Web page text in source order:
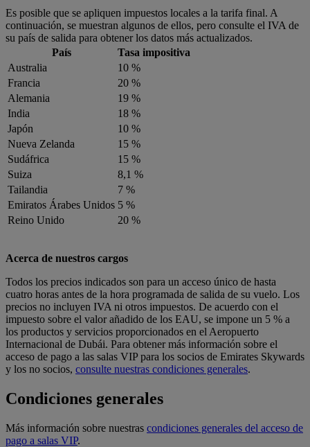
Es posible que se apliquen impuestos locales a la tarifa final. A
continuación, se muestran algunos de ellos, pero consulte el IVA de
su país de salida para obtener los datos más actualizados.
País
Tasa impositiva
Australia
10 %
Francia
20 %
Alemania
19 %
India
18 %
Japón
10 %
Nueva Zelanda
15 %
Sudáfrica
15 %
Suiza
8,1 %
Tailandia
7 %
Emiratos Árabes Unidos 5 %
Reino Unido
20 %
Acerca de nuestros cargos
Todos los precios indicados son para un acceso único de hasta
cuatro horas antes de la hora programada de salida de su vuelo. Los
precios no incluyen IVA ni otros impuestos. De acuerdo con el
impuesto sobre el valor añadido de los EAU, se impone un 5 % a
los productos y servicios proporcionados en el Aeropuerto
Internacional de Dubái. Para obtener más información sobre el
acceso de pago a las salas VIP para los socios de Emirates Skywards
y los no socios, consulte nuestras condiciones generales.
Condiciones generales
Más información sobre nuestras condiciones generales del acceso de
pago a salas VIP.